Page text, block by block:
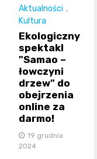
Aktualności ,
Kultura
Ekologiczny
spektakl
"Samao –
łowczyni
drzew" do
obejrzenia
online za
darmo!
19 grudnia
2024